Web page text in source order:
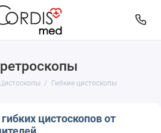
Цистоскопы Гибкие цистоскопы
цистоскопов от